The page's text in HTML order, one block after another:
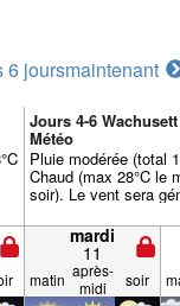
6 joursmaintenant
Jours 4-6
Météo
Pluie modérée (total
Chaud (max 28°C le
soir). Le vent sera
mardi
11
matin après-
midi
soir